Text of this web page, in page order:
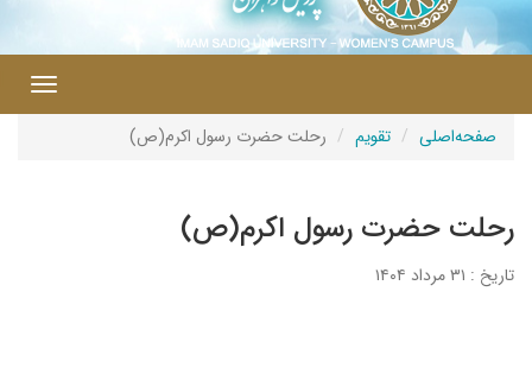
صفحه‌اصلی تقویم رحلت حضرت رسول اکرم(ص)
رحلت حضرت رسول اکرم(ص)
تاریخ : ۳۱ مرداد ۱۴۰۴